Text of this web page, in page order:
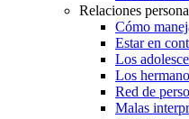
Relaciones
Cómo
Estar en
Los
Los
Red de
Malas